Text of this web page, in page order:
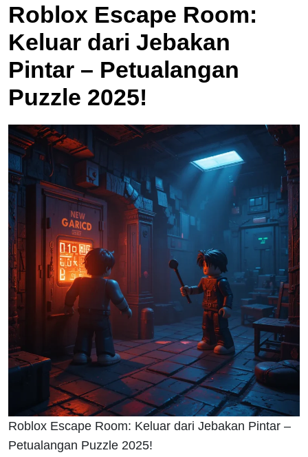
Roblox Escape Room:
Keluar dari Jebakan
Pintar – Petualangan
Puzzle 2025!
Roblox Escape Room: Keluar dari Jebakan Pintar –
Petualangan Puzzle 2025!